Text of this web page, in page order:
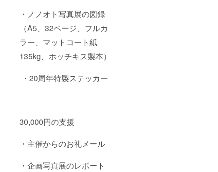
・ノノオト写真展の図録
（A5、32ページ、フルカ
ラー、マットコート紙
135kg、ホッチキス製本）
・20周年特製ステッカー
30,000円の支援
・主催からのお礼メール
・企画写真展のレポート